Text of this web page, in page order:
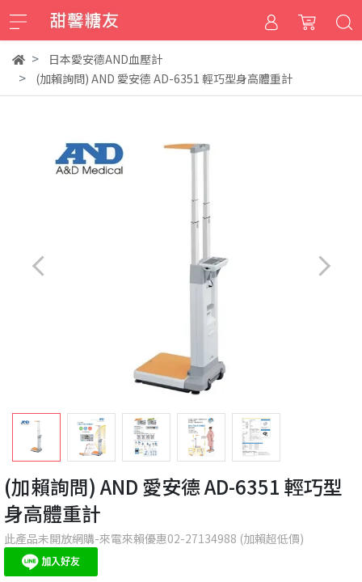
日本愛安德AND血壓計
(加賴詢問) AND 愛安德 AD-6351 輕巧型身高體重計
(加賴詢問) AND 愛安德 AD-6351 輕巧型
身高體重計
此產品未開放網購-來電來賴優惠02-27134988 (加賴超低價)